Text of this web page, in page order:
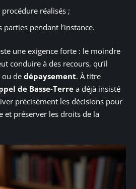
procédure réalisés ;
pendant l’instance.
une exigence forte : le moindre
conduire à des recours, qu’il
ou de dépaysement. À titre
de Basse-Terrea déjà insisté
précisément les décisions pour
et préserver les droits de la